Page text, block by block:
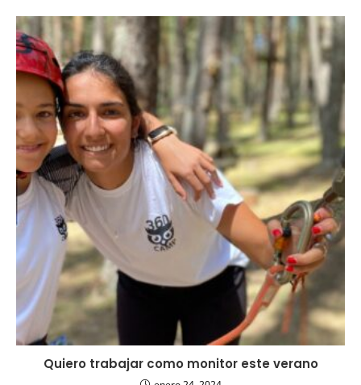
Quiero trabajar como monitor este verano